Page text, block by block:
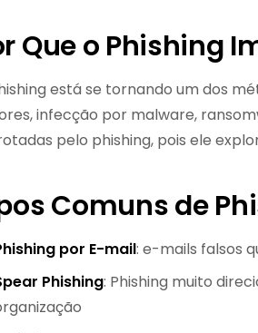
Que o Phishing
está se tornando um dos
infecção por malware,
pelo phishing, pois ele
Comuns de
por E-mail: e-mails falsos
Phishing: Phishing muito